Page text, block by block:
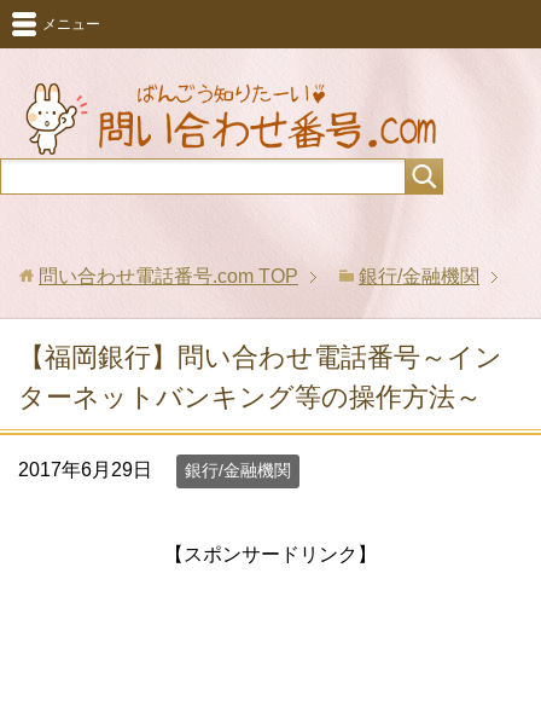
メニュー
問い合わせ電話番号.com TOP 銀行/金融機関
【福岡銀行】問い合わせ電話番号～イン
ターネットバンキング等の操作方法～
2017年6月29日 銀行/金融機関
【スポンサードリンク】